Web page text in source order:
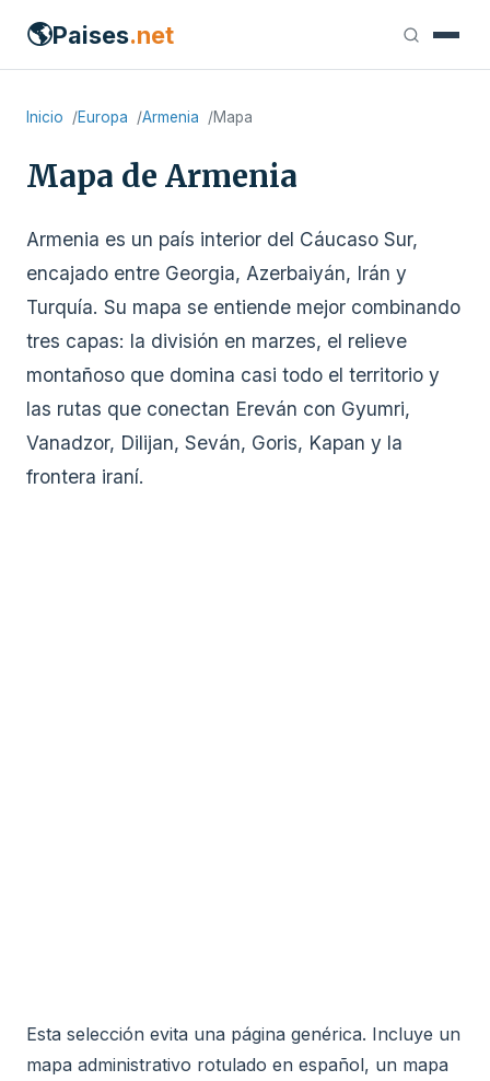
🌎Paises.net
Inicio Europa Armenia Mapa
Mapa de Armenia
Armenia es un país interior del Cáucaso Sur,
encajado entre Georgia, Azerbaiyán, Irán y
Turquía. Su mapa se entiende mejor combinando
tres capas: la división en marzes, el relieve
montañoso que domina casi todo el territorio y
las rutas que conectan Ereván con Gyumri,
Vanadzor, Dilijan, Seván, Goris, Kapan y la
frontera iraní.
Esta selección evita una página genérica. Incluye un
mapa administrativo rotulado en español, un mapa